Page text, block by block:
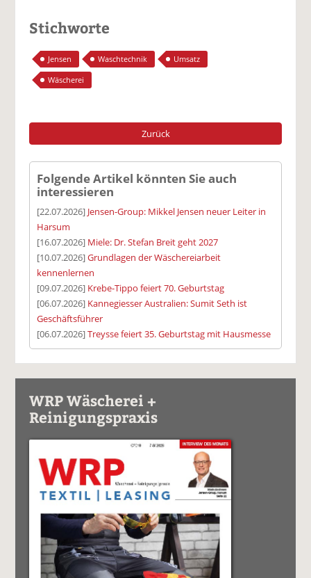
Stichworte
Jensen Waschtechnik
Umsatz
Wäscherei
Zurück
Folgende Artikel könnten Sie auch
interessieren
[22.07.2026] Jensen-Group: Mikkel Jensen neuer Leiter in
Harsum
[16.07.2026] Miele: Dr. Stefan Breit geht 2027
[10.07.2026]Grundlagen der Wäschereiarbeit
kennenlernen
[09.07.2026] Krebe-Tippo feiert 70. Geburtstag
[06.07.2026] Kannegiesser Australien: Sumit Seth ist
Geschäftsführer
[06.07.2026]Treysse feiert 35. Geburtstag mit Hausmesse
WRP Wäscherei +
Reinigungspraxis